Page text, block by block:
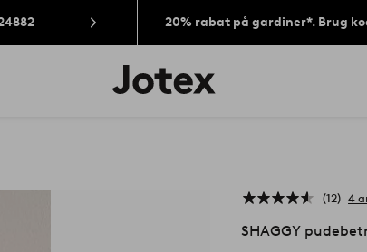
20% rabat på gardiner*. Brug
Jotex
logo
12 4
SHAGGY